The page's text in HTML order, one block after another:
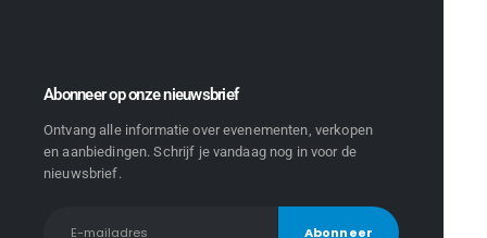
Abonneer op onze nieuwsbrief
Ontvang alle informatie over evenementen, verkopen
en aanbiedingen. Schrijf je vandaag nog in voor de
nieuwsbrief.